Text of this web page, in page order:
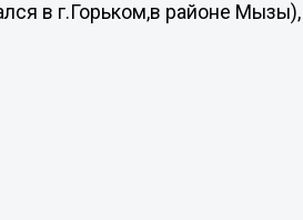
в г.Горьком,в районе Мызы),